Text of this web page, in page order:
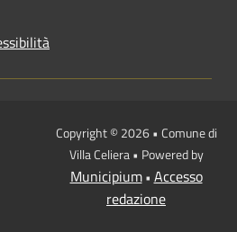
Copyright © 2026 • Comune di
Villa Celiera • Powered by
Municipium• Accesso
redazione